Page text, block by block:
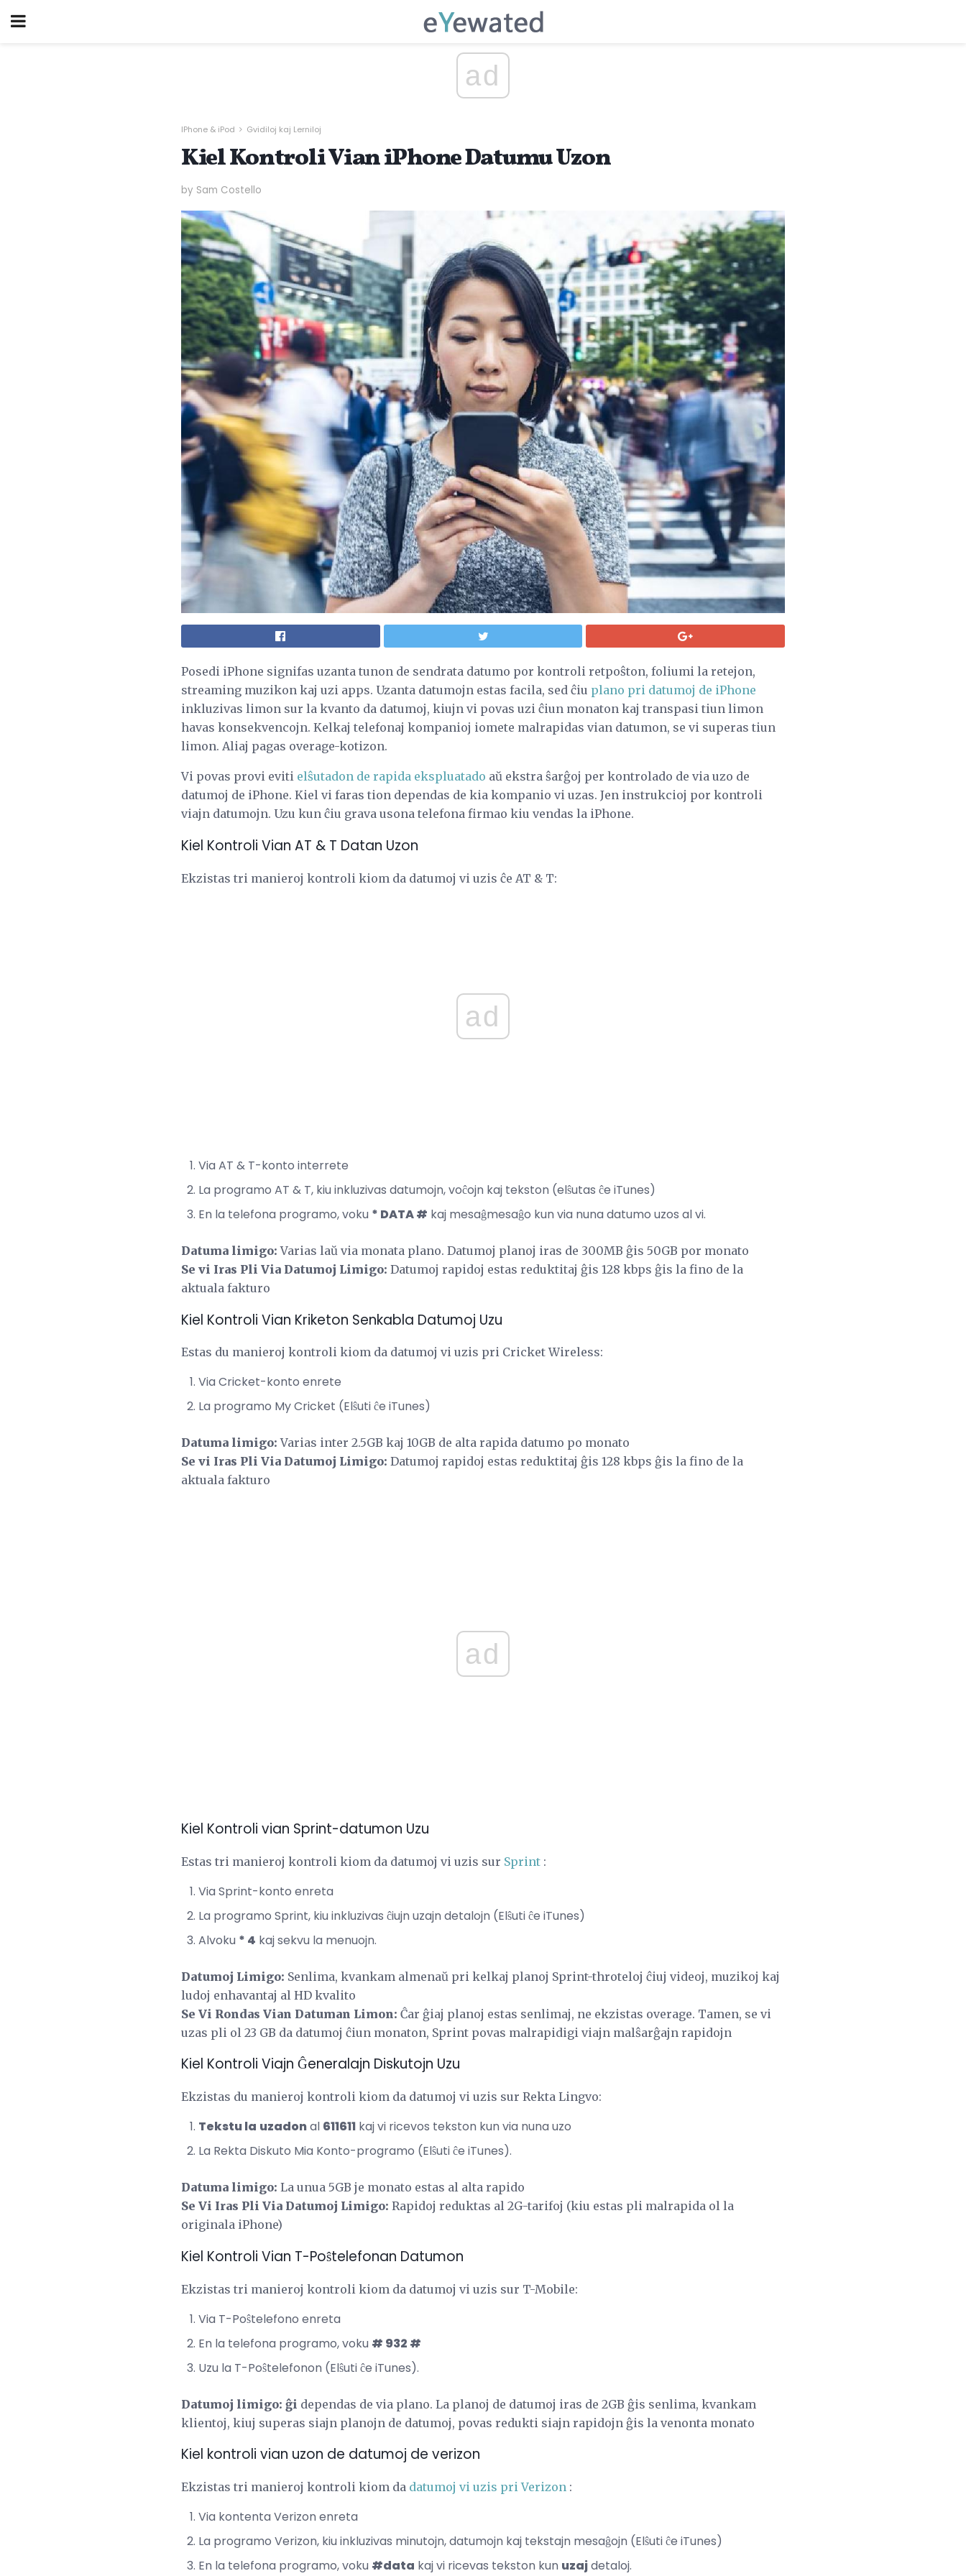
ad
IPhone & iPod Gvidiloj kaj Lerniloj
Kiel Kontroli Vian iPhone Datumu Uzon
by Sam Costello
Posedi iPhone signifas uzanta tunon de sendrata datumo por kontroli retpoŝton, foliumi la retejon,
streaming muzikon kaj uzi apps. Uzanta datumojn estas facila, sed ĉiu plano pri datumoj de iPhone
inkluzivas limon sur la kvanto da datumoj, kiujn vi povas uzi ĉiun monaton kaj transpasi tiun limon
havas konsekvencojn. Kelkaj telefonaj kompanioj iomete malrapidas vian datumon, se vi superas tiun
limon. Aliaj pagas overage-kotizon.
Vi povas provi eviti elŝutadon de rapida ekspluatado aŭ ekstra ŝarĝoj per kontrolado de via uzo de
datumoj de iPhone. Kiel vi faras tion dependas de kia kompanio vi uzas. Jen instrukcioj por kontroli
viajn datumojn. Uzu kun ĉiu grava usona telefona firmao kiu vendas la iPhone.
Kiel Kontroli Vian AT & T Datan Uzon
Ekzistas tri manieroj kontroli kiom da datumoj vi uzis ĉe AT & T:
ad
Via AT & T-konto interrete
La programo AT & T, kiu inkluzivas datumojn, voĉojn kaj tekston (elŝutas ĉe iTunes)
En la telefona programo, voku * DATA # kaj mesaĝmesaĝo kun via nuna datumo uzos al vi.
Datuma limigo: Varias laŭ via monata plano. Datumoj planoj iras de 300MB ĝis 50GB por monato
Se vi Iras Pli Via Datumoj Limigo: Datumoj rapidoj estas reduktitaj ĝis 128 kbps ĝis la fino de la
aktuala fakturo
Kiel Kontroli Vian Kriketon Senkabla Datumoj Uzu
Estas du manieroj kontroli kiom da datumoj vi uzis pri Cricket Wireless:
Via Cricket-konto enrete
La programo My Cricket (Elŝuti ĉe iTunes)
Datuma limigo: Varias inter 2.5GB kaj 10GB de alta rapida datumo po monato
Se vi Iras Pli Via Datumoj Limigo: Datumoj rapidoj estas reduktitaj ĝis 128 kbps ĝis la fino de la
aktuala fakturo
ad
Kiel Kontroli vian Sprint-datumon Uzu
Estas tri manieroj kontroli kiom da datumoj vi uzis sur Sprint :
Via Sprint-konto enreta
La programo Sprint, kiu inkluzivas ĉiujn uzajn detalojn (Elŝuti ĉe iTunes)
Alvoku * 4 kaj sekvu la menuojn.
Datumoj Limigo: Senlima, kvankam almenaŭ pri kelkaj planoj Sprint-throteloj ĉiuj videoj, muzikoj kaj
ludoj enhavantaj al HD kvalito
Se Vi Rondas Vian Datuman Limon: Ĉar ĝiaj planoj estas senlimaj, ne ekzistas overage. Tamen, se vi
uzas pli ol 23 GB da datumoj ĉiun monaton, Sprint povas malrapidigi viajn malŝarĝajn rapidojn
Kiel Kontroli Viajn Ĝeneralajn Diskutojn Uzu
Ekzistas du manieroj kontroli kiom da datumoj vi uzis sur Rekta Lingvo:
Tekstu la uzadonal 611611 kaj vi ricevos tekston kun via nuna uzo
La Rekta Diskuto Mia Konto-programo (Elŝuti ĉe iTunes).
Datuma limigo: La unua 5GB je monato estas al alta rapido
Se Vi Iras Pli Via Datumoj Limigo: Rapidoj reduktas al 2G-tarifoj (kiu estas pli malrapida ol la
originala iPhone)
Kiel Kontroli Vian T-Poŝtelefonan Datumon
Ekzistas tri manieroj kontroli kiom da datumoj vi uzis sur T-Mobile:
Via T-Poŝtelefono enreta
En la telefona programo, voku # 932 #
Uzu la T-Poŝtelefonon (Elŝuti ĉe iTunes).
Datumoj limigo: ĝi dependas de via plano. La planoj de datumoj iras de 2GB ĝis senlima, kvankam
klientoj, kiuj superas siajn planojn de datumoj, povas redukti siajn rapidojn ĝis la venonta monato
Kiel kontroli vian uzon de datumoj de verizon
Ekzistas tri manieroj kontroli kiom da datumoj vi uzis pri Verizon :
Via kontenta Verizon enreta
La programo Verizon, kiu inkluzivas minutojn, datumojn kaj tekstajn mesaĝojn (Elŝuti ĉe iTunes)
En la telefona programo, voku #data kaj vi ricevas tekston kun uzajdetaloj.